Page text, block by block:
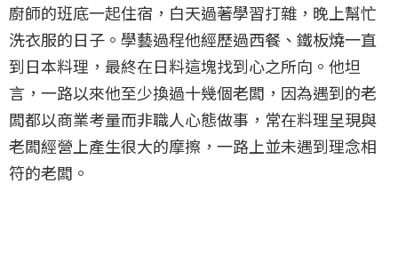
廚師的班底一起住宿，白天過著學習打雜，晚上幫忙
洗衣服的日子。學藝過程他經歷過西餐、鐵板燒一直
到日本料理，最終在日料這塊找到心之所向。他坦
言，一路以來他至少換過十幾個老闆，因為遇到的老
闆都以商業考量而非職人心態做事，常在料理呈現與
老闆經營上產生很大的摩擦，一路上並未遇到理念相
符的老闆。